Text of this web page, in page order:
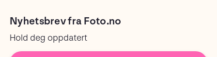
Nyhetsbrev fra Foto.no
Hold deg oppdatert